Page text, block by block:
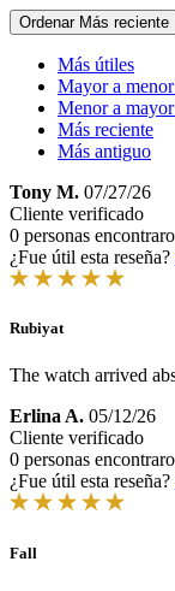
Ordenar Más reciente
Más útiles
Mayor a
Menor a
Más reciente
Más antiguo
Tony M. 07/27/26
Cliente verificado
0 personas
¿Fue útil esta reseña?
Rubiyat
The watch arrived
Erlina A. 05/12/26
Cliente verificado
0 personas
¿Fue útil esta reseña?
Fall